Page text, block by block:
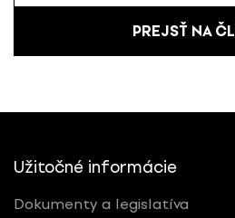
PREJSŤ NA
Užitočné informácie
Dokumenty a legislatíva